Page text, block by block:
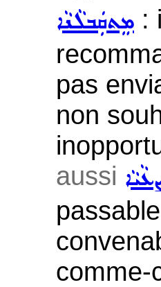
ܡܸܬܩܲܒܠܵܢܵܐ :
pas
non
aussi
comme-